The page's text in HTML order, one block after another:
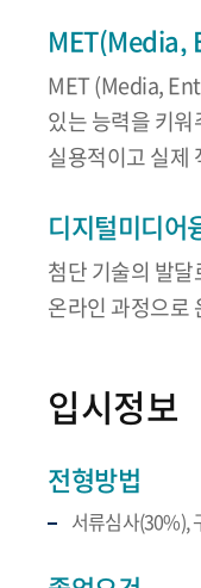
MET (Media,
있는 능력을 키
실용적이고 실제
디지털미디
첨단 기술의 발
온라인 과정으로
입시정보
전형방법
서류심사(30%),